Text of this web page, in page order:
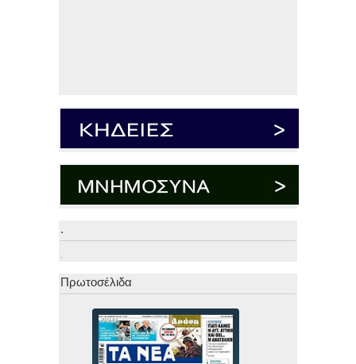
.
.
Πρωτοσέλιδα